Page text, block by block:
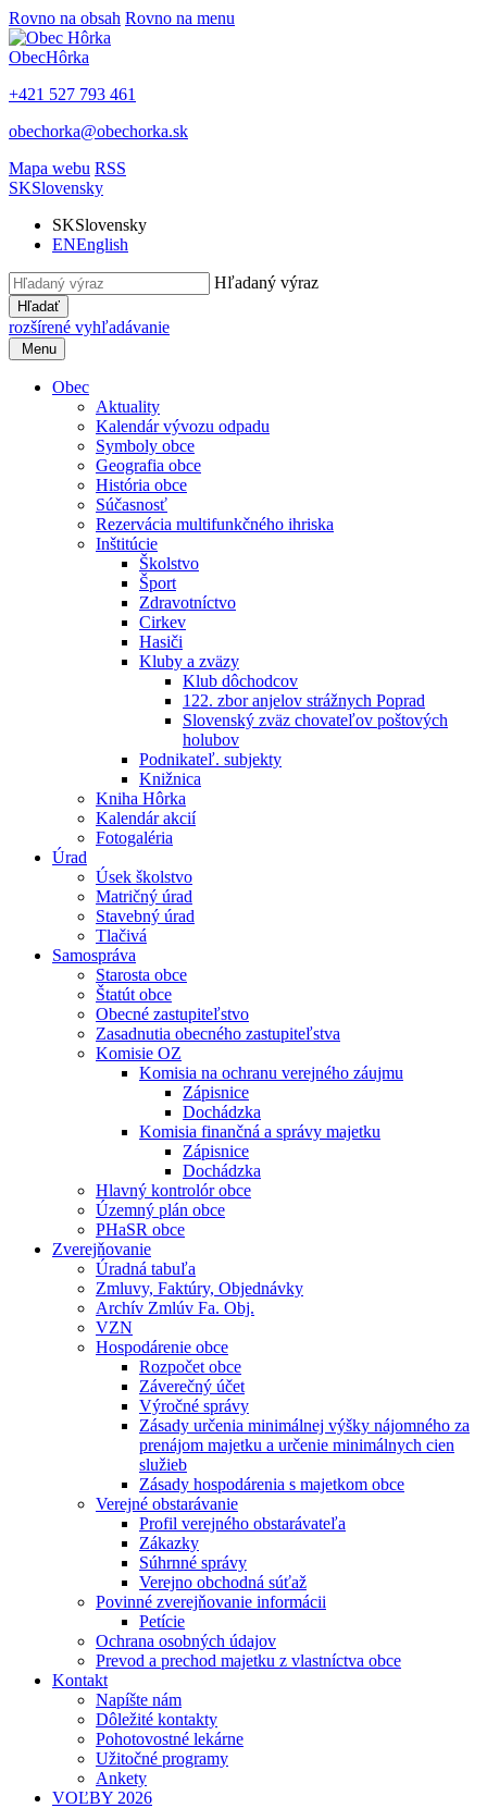
Rovno na obsah Rovno na menu
ObecHôrka
+421 527 793 461
obechorka@obechorka.sk
Mapa webu RSS
SKSlovensky
SKSlovensky
ENEnglish
Hľadaný výraz
Hľadať
rozšírené vyhľadávanie
Menu
Obec
Aktuality
Kalendár vývozu odpadu
Symboly obce
Geografia obce
História obce
Súčasnosť
Rezervácia multifunkčného ihriska
Inštitúcie
Školstvo
Šport
Zdravotníctvo
Cirkev
Hasiči
Kluby a zväzy
Klub dôchodcov
122. zbor anjelov strážnych Poprad
Slovenský zväz chovateľov poštových
holubov
Podnikateľ. subjekty
Knižnica
Kniha Hôrka
Kalendár akcií
Fotogaléria
Úrad
Úsek školstvo
Matričný úrad
Stavebný úrad
Tlačivá
Samospráva
Starosta obce
Štatút obce
Obecné zastupiteľstvo
Zasadnutia obecného zastupiteľstva
Komisie OZ
Komisia na ochranu verejného záujmu
Zápisnice
Dochádzka
Komisia finančná a správy majetku
Zápisnice
Dochádzka
Hlavný kontrolór obce
Územný plán obce
PHaSR obce
Zverejňovanie
Úradná tabuľa
Zmluvy, Faktúry, Objednávky
Archív Zmlúv Fa. Obj.
VZN
Hospodárenie obce
Rozpočet obce
Záverečný účet
Výročné správy
Zásady určenia minimálnej výšky nájomného za
prenájom majetku a určenie minimálnych cien
služieb
Zásady hospodárenia s majetkom obce
Verejné obstarávanie
Profil verejného obstarávateľa
Zákazky
Súhrnné správy
Verejno obchodná súťaž
Povinné zverejňovanie informácii
Petície
Ochrana osobných údajov
Prevod a prechod majetku z vlastníctva obce
Kontakt
Napíšte nám
Dôležité kontakty
Pohotovostné lekárne
Užitočné programy
Ankety
VOĽBY 2026